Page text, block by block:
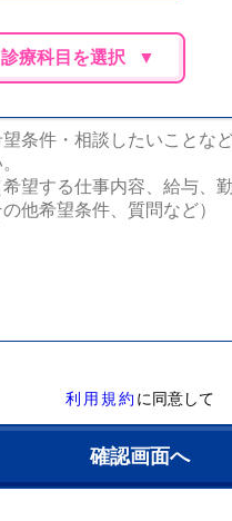
診療科目を選択
利用規約 に同意して
確認画面へ